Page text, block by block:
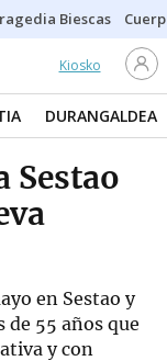
Biescas
Kiosko
DURANGALDEA
Sestao
en Sestao y
de 55 años que
y con